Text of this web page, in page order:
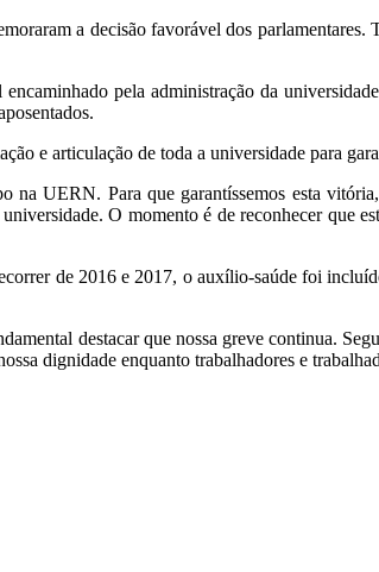
a decisão favorável dos
pela administração da
e articulação de toda a universidade para
na UERN. Para que garantíssemos esta
O momento é de reconhecer que
de 2016 e 2017, o auxílio-saúde foi
destacar que nossa greve continua.
dignidade enquanto trabalhadores e